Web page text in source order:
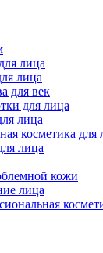
лица
лица
для век
для лица
лица
косметика для
лица
кожи
лица